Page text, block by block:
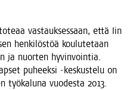
vas­tauk­ses­saan, että Iin
hen­ki­lös­töä kou­lu­te­taan
ja nuor­ten hyvin­voin­tia.
puheek­si ‑kes­kus­te­lu on
työ­ka­lu­na vuo­des­ta 2013.